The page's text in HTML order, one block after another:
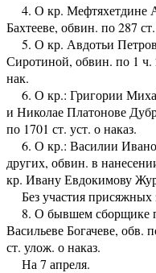
4. О кр. Мефтяхетдине
Бахтееве, обвин. по 287
5. О кр. Авдотьи
Сиротиной, обвин. по 1 ч.
нак.
6. О кр.: Григории
и Николае Платонове
по 1701 ст. уст. о наказ.
6. О кр.: Василии
других, обвин. в
кр. Ивану Евдокимову
Без участия присяжных
8. О бывшем сборщике
Васильеве Богачеве, обв.
ст. улож. о наказ.
На 7 апреля.